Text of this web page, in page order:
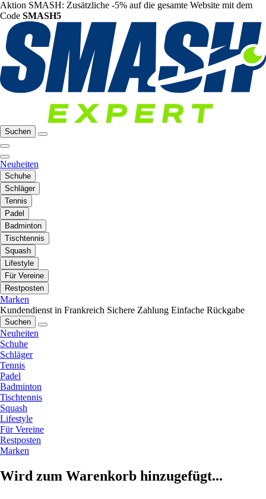
Aktion SMASH: Zusätzliche -5% auf die gesamte Website mit dem
Code SMASH5
Suchen
Neuheiten
Schuhe
Schläger
Tennis
Padel
Badminton
Tischtennis
Squash
Lifestyle
Für Vereine
Restposten
Marken
Kundendienst in Frankreich Sichere Zahlung Einfache Rückgabe
Suchen
Neuheiten
Schuhe
Schläger
Tennis
Padel
Badminton
Tischtennis
Squash
Lifestyle
Für Vereine
Restposten
Marken
Wird zum Warenkorb hinzugefügt...